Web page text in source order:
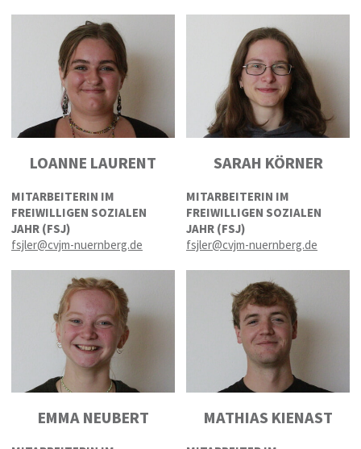
LOANNE LAURENT
MITARBEITERIN IM
FREIWILLIGEN SOZIALEN
JAHR (FSJ)
fsjler@cvjm-nuernberg.de
SARAH KÖRNER
MITARBEITERIN IM
FREIWILLIGEN SOZIALEN
JAHR (FSJ)
fsjler@cvjm-nuernberg.de
EMMA NEUBERT MATHIAS KIENAST